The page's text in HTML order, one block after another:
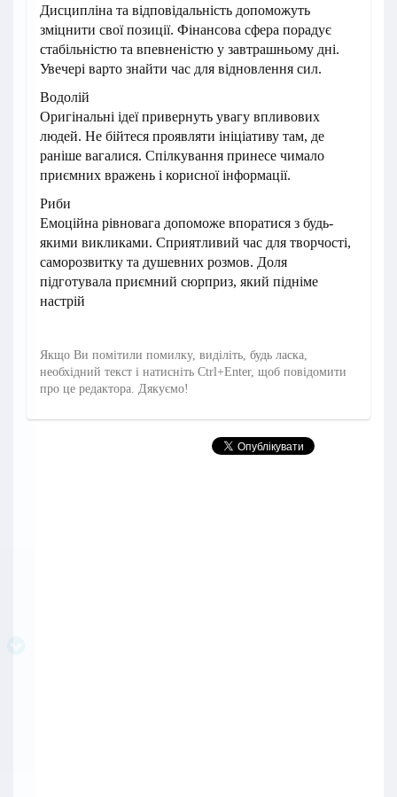
Дисципліна та відповідальність допоможуть
зміцнити свої позиції. Фінансова сфера порадує
стабільністю та впевненістю у завтрашньому дні.
Увечері варто знайти час для відновлення сил.
Водолій
Оригінальні ідеї привернуть увагу впливових
людей. Не бійтеся проявляти ініціативу там, де
раніше вагалися. Спілкування принесе чимало
приємних вражень і корисної інформації.
Риби
Емоційна рівновага допоможе впоратися з будь-
якими викликами. Сприятливий час для творчості,
саморозвитку та душевних розмов. Доля
підготувала приємний сюрприз, який підніме
настрій
Якщо Ви помітили помилку, виділіть, будь ласка,
необхідний текст і натисніть Ctrl+Enter, щоб повідомити
про це редактора. Дякуємо!